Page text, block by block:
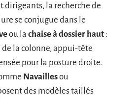
dirigeants, la recherche de
se conjugue dans le
ou la chaise à dossier haut:
la colonne, appui-tête
pour la posture droite.
Navaillesou
des modèles taillés